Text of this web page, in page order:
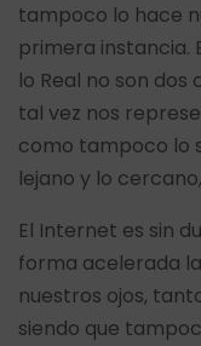
tampoco lo hace
primera instancia.
lo Real no son
tal vez nos
como tampoco lo
lejano y lo
El Internet es sin
forma acelerada
nuestros ojos,
siendo que